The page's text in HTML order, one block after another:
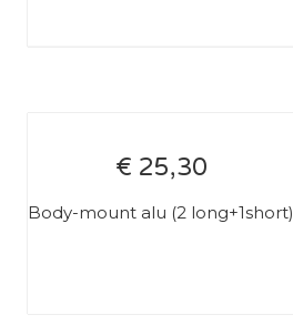
€ 25,30
Body-mount alu (2 long+1short)